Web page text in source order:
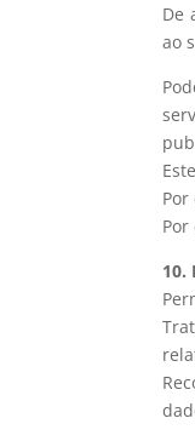
De
ao
10.